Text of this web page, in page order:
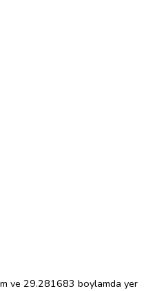
ve 29.281683 boylamda yer